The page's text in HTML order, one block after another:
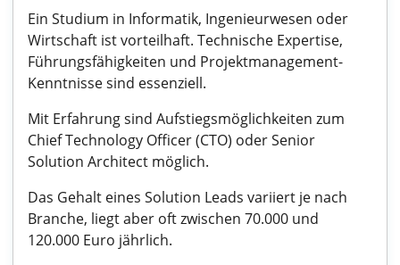
Ein Studium in Informatik, Ingenieurwesen oder
Wirtschaft ist vorteilhaft. Technische Expertise,
Führungsfähigkeiten und Projektmanagement-
Kenntnisse sind essenziell.
Mit Erfahrung sind Aufstiegsmöglichkeiten zum
Chief Technology Officer (CTO) oder Senior
Solution Architect möglich.
Das Gehalt eines Solution Leads variiert je nach
Branche, liegt aber oft zwischen 70.000 und
120.000 Euro jährlich.